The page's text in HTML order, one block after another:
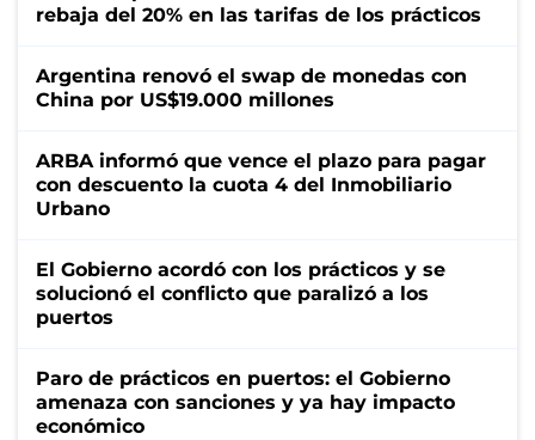
rebaja del 20% en las tarifas de los prácticos
Argentina renovó el swap de monedas con
China por US$19.000 millones
ARBA informó que vence el plazo para pagar
con descuento la cuota 4 del Inmobiliario
Urbano
El Gobierno acordó con los prácticos y se
solucionó el conflicto que paralizó a los
puertos
Paro de prácticos en puertos: el Gobierno
amenaza con sanciones y ya hay impacto
económico